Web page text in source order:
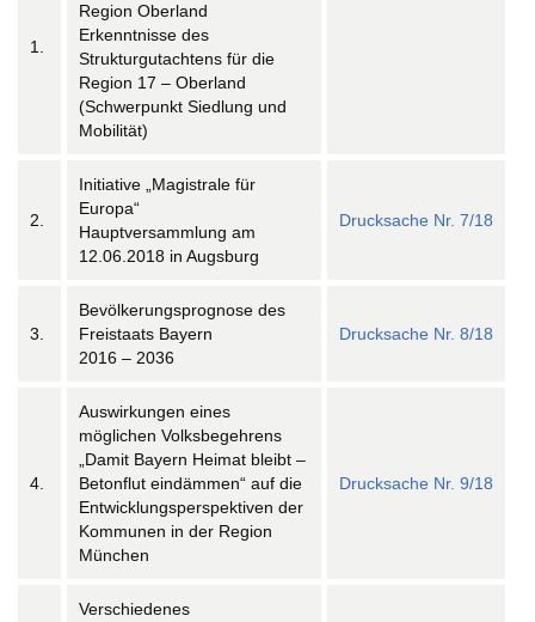
1.
Region Oberland
Erkenntnisse des
Strukturgutachtens für die
Region 17 – Oberland
(Schwerpunkt Siedlung und
Mobilität)
2.
Initiative „Magistrale für
Europa“
Hauptversammlung am
12.06.2018 in Augsburg
Drucksache Nr. 7/18
3.
Bevölkerungsprognose des
Freistaats Bayern
2016 – 2036
Drucksache Nr. 8/18
4.
Auswirkungen eines
möglichen Volksbegehrens
„Damit Bayern Heimat bleibt –
Betonflut eindämmen“ auf die
Entwicklungsperspektiven der
Kommunen in der Region
München
Drucksache Nr. 9/18
Verschiedenes